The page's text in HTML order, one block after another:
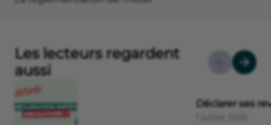
Les lecteurs regardent
aussi
Déclarer ses